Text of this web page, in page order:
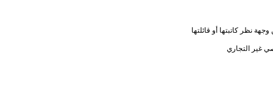
نظر كاتبتها أو قائلتها
غير التجاري